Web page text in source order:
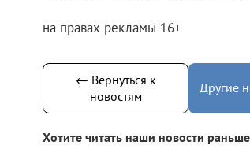
на правах рекламы 16+
← Вернуться к
новостям
Другие
Хотите читать наши новости